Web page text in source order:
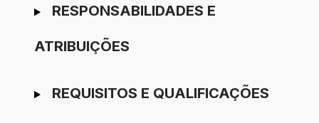
RESPONSABILIDADES E
ATRIBUIÇÕES
REQUISITOS E QUALIFICAÇÕES